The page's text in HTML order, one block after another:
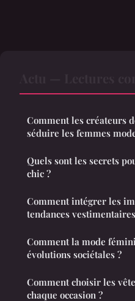
Comment les créateurs
séduire les femmes
Quels sont les secrets
chic ?
Comment intégrer les
tendances
Comment la mode
évolutions sociétales ?
Comment choisir les
chaque occasion ?